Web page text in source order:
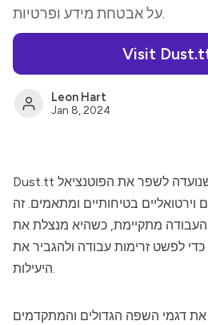
על אבטחת מידע ופרטיות.
Visit
Leon Hart
Jan 8, 2024
Dust.tt
וירטואליים בטיחותיים ומתאמים. זה
העבודה מתקיימת, כשהיא מנצלת את
לפשט זרימות עבודה ולהגביר את
היעילות.
דגמי השפה הגדולים והמתקדמים